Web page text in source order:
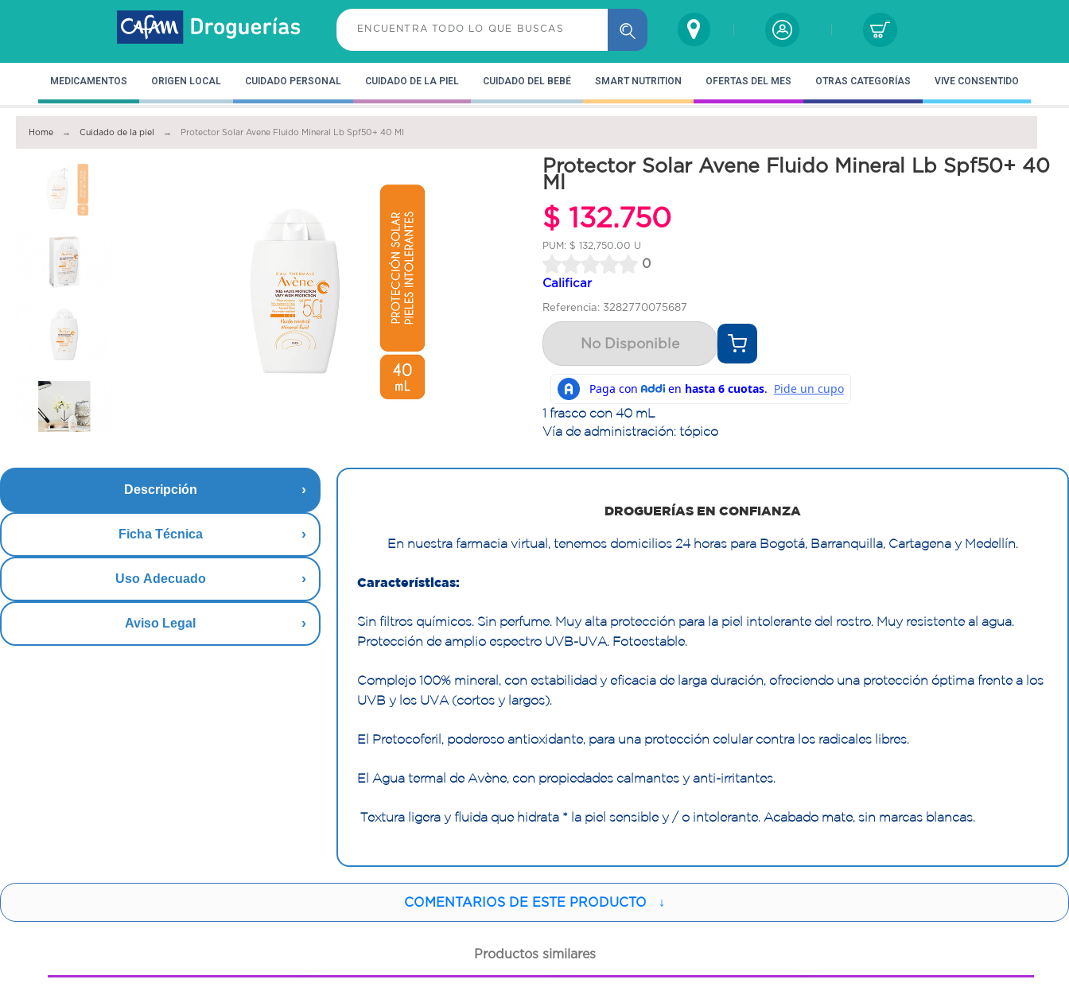
MEDICAMENTOS ORIGEN LOCAL CUIDADO PERSONAL CUIDADO DE LA PIEL CUIDADO DEL BEBÉ SMART NUTRITION OFERTAS DEL MES OTRAS CATEGORÍAS VIVE CONSENTIDO
Home Cuidado de la piel Protector Solar Avene Fluido Mineral Lb Spf50+ 40 Ml
Protector Solar Avene Fluido Mineral Lb Spf50+ 40
Ml
$ 132.750
PUM: $ 132,750.00 U
0
Calificar
Referencia: 3282770075687
No Disponible
1 frasco con 40 mL
Vía de administración: tópico
Descripción
Ficha Técnica
Uso Adecuado
Aviso Legal
DROGUERÍAS EN CONFIANZA
En nuestra farmacia virtual, tenemos domicilios 24 horas para Bogotá, Barranquilla, Cartagena y Medellín.
Características:
Sin filtros químicos. Sin perfume. Muy alta protección para la piel intolerante del rostro. Muy resistente al agua.
Protección de amplio espectro UVB-UVA. Fotoestable.
Complejo 100% mineral, con estabilidad y eficacia de larga duración, ofreciendo una protección óptima frente a los
UVB y los UVA (cortos y largos).
El Pretocoferil, poderoso antioxidante, para una protección celular contra los radicales libres.
El Agua termal de Avène, con propiedades calmantes y anti-irritantes.
Textura ligera y fluida que hidrata * la piel sensible y / o intolerante. Acabado mate, sin marcas blancas.
COMENTARIOS DE ESTE PRODUCTO ↓
Productos similares